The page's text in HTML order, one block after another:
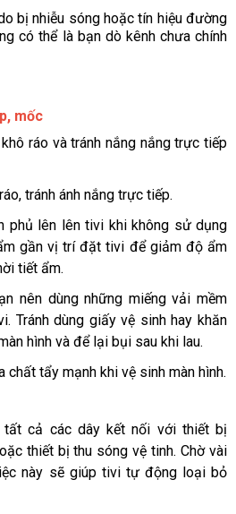
bị nhiễu sóng hoặc tín hiệu đường
có thể là bạn dò kênh chưa chính
mốc
ráo và tránh nắng nắng trực tiếp
tránh ánh nắng trực tiếp.
phủ lên lên tivi khi không sử dụng
gần vị trí đặt tivi để giảm độ ẩm
tiết ẩm.
nên dùng những miếng vải mềm
Tránh dùng giấy vệ sinh hay khăn
hình và để lại bụi sau khi lau.
chất tẩy mạnh khi vệ sinh màn hình.
cả các dây kết nối với thiết bị
thiết bị thu sóng vệ tinh. Chờ vài
này sẽ giúp tivi tự động loại bỏ